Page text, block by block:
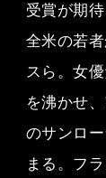
受賞が期
全米の若
スら。女
を沸かせ
のサンロ
まる。フ